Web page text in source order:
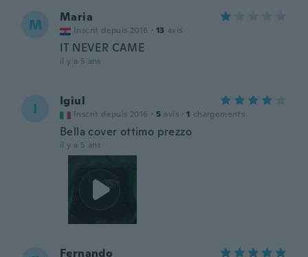
M Maria
Inscrit depuis 2018 · 13 avis
IT NEVER CAME
il y a 5 ans
I Igiul
Inscrit depuis 2016 · 5 avis · 1 chargements
Bella cover ottimo prezzo
il y a 5 ans
Fernando